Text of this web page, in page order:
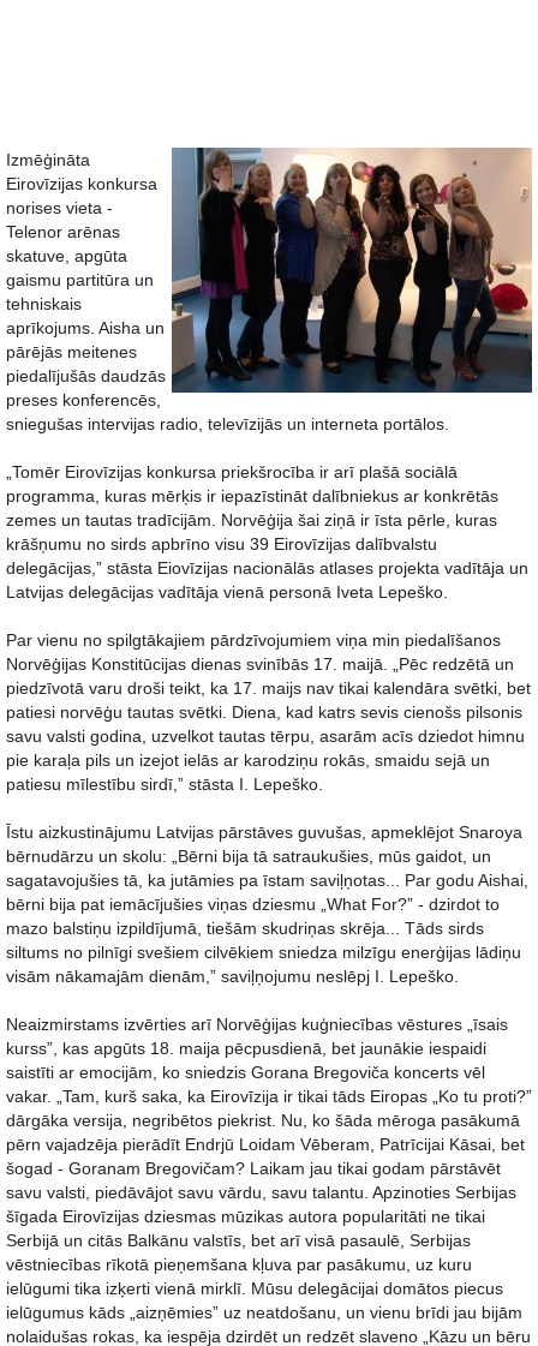
Izmēģināta
Eirovīzijas konkursa
norises vieta -
Telenor arēnas
skatuve, apgūta
gaismu partitūra un
tehniskais
aprīkojums. Aisha un
pārējās meitenes
piedalījušās daudzās
preses konferencēs,
sniegušas intervijas radio, televīzijās un interneta portālos.
„Tomēr Eirovīzijas konkursa priekšrocība ir arī plašā sociālā
programma, kuras mērķis ir iepazīstināt dalībniekus ar konkrētās
zemes un tautas tradīcijām. Norvēģija šai ziņā ir īsta pērle, kuras
krāšņumu no sirds apbrīno visu 39 Eirovīzijas dalībvalstu
delegācijas,” stāsta Eiovīzijas nacionālās atlases projekta vadītāja un
Latvijas delegācijas vadītāja vienā personā Iveta Lepeško.
Par vienu no spilgtākajiem pārdzīvojumiem viņa min piedalīšanos
Norvēģijas Konstitūcijas dienas svinībās 17. maijā. „Pēc redzētā un
piedzīvotā varu droši teikt, ka 17. maijs nav tikai kalendāra svētki, bet
patiesi norvēģu tautas svētki. Diena, kad katrs sevis cienošs pilsonis
savu valsti godina, uzvelkot tautas tērpu, asarām acīs dziedot himnu
pie karaļa pils un izejot ielās ar karodziņu rokās, smaidu sejā un
patiesu mīlestību sirdī,” stāsta I. Lepeško.
Īstu aizkustinājumu Latvijas pārstāves guvušas, apmeklējot Snaroya
bērnudārzu un skolu: „Bērni bija tā satraukušies, mūs gaidot, un
sagatavojušies tā, ka jutāmies pa īstam saviļņotas... Par godu Aishai,
bērni bija pat iemācījušies viņas dziesmu „What For?” - dzirdot to
mazo balstiņu izpildījumā, tiešām skudriņas skrēja... Tāds sirds
siltums no pilnīgi svešiem cilvēkiem sniedza milzīgu enerģijas lādiņu
visām nākamajām dienām,” saviļņojumu neslēpj I. Lepeško.
Neaizmirstams izvērties arī Norvēģijas kuģniecības vēstures „īsais
kurss”, kas apgūts 18. maija pēcpusdienā, bet jaunākie iespaidi
saistīti ar emocijām, ko sniedzis Gorana Bregoviča koncerts vēl
vakar. „Tam, kurš saka, ka Eirovīzija ir tikai tāds Eiropas „Ko tu proti?”
dārgāka versija, negribētos piekrist. Nu, ko šāda mēroga pasākumā
pērn vajadzēja pierādīt Endrjū Loidam Vēberam, Patrīcijai Kāsai, bet
šogad - Goranam Bregovičam? Laikam jau tikai godam pārstāvēt
savu valsti, piedāvājot savu vārdu, savu talantu. Apzinoties Serbijas
šīgada Eirovīzijas dziesmas mūzikas autora popularitāti ne tikai
Serbijā un citās Balkānu valstīs, bet arī visā pasaulē, Serbijas
vēstniecības rīkotā pieņemšana kļuva par pasākumu, uz kuru
ielūgumi tika izķerti vienā mirklī. Mūsu delegācijai domātos piecus
ielūgumus kāds „aizņēmies” uz neatdošanu, un vienu brīdi jau bijām
nolaidušas rokas, ka iespēja dzirdēt un redzēt slaveno „Kāzu un bēru